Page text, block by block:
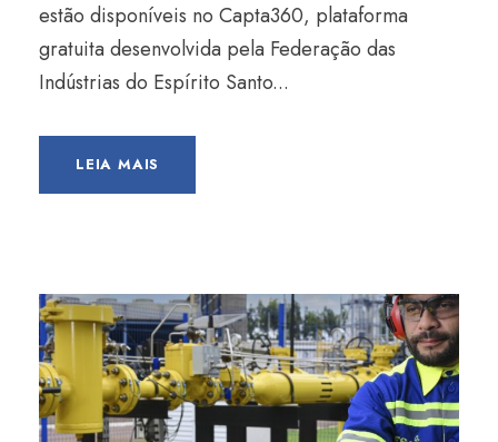
estão disponíveis no Capta360, plataforma
gratuita desenvolvida pela Federação das
Indústrias do Espírito Santo...
LEIA MAIS